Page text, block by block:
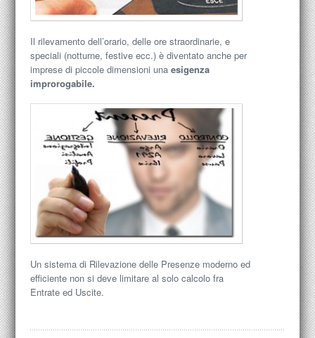
Il rilevamento dell’orario, delle ore straordinarie, e
speciali (notturne, festive ecc.) è diventato anche per
imprese di piccole dimensioni una esigenza
improrogabile.
Un sistema di Rilevazione delle Presenze moderno ed
efficiente non si deve limitare al solo calcolo fra
Entrate ed Uscite.